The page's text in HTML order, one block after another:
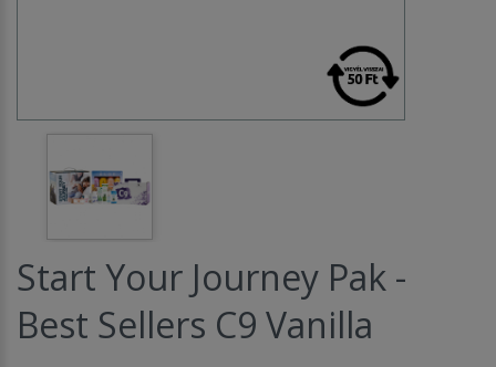
Start Your Journey Pak -
Best Sellers C9 Vanilla